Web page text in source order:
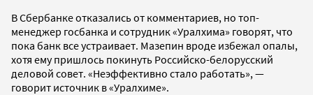
В Сбербанке отказались от комментариев, но топ-
менеджер госбанка и сотрудник «Уралхима» говорят, что
пока банк все устраивает. Мазепин вроде избежал опалы,
хотя ему пришлось покинуть Российско-белорусский
деловой совет. «Неэффективно стало работать», —
говорит источник в «Уралхиме».